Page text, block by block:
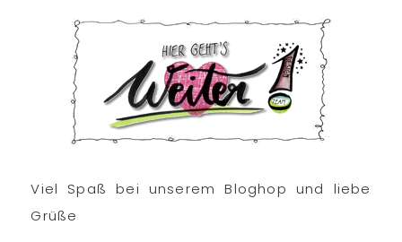
Viel Spaß bei unserem Bloghop und liebe
Grüße